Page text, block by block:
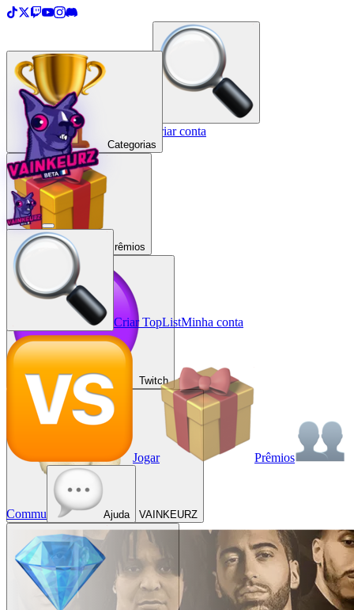
Criar uma TopList Entrar / Criar conta
Categorias
Prêmios
Twitch
VAINKEURZ
Criar TopListMinha conta
Jogar Prêmios
Commu Ajuda